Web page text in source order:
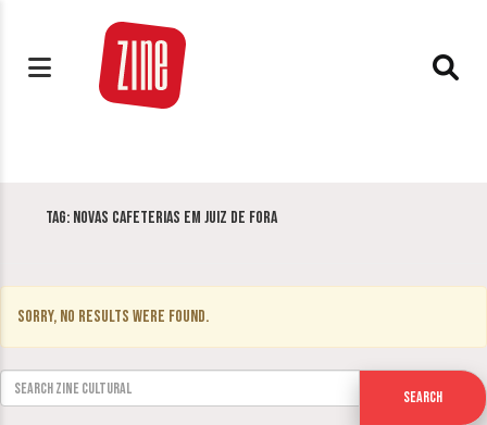
Tag: Novas cafeterias em Juiz de Fora
Sorry, no results were found.
Search for:
Search